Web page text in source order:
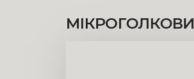
МІКРОГОЛКОВИ